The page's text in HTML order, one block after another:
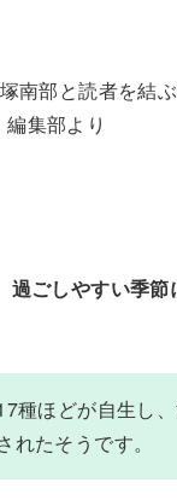
南部と読者を結
集部より
ごしやすい季
種ほどが自生し
たそうです。